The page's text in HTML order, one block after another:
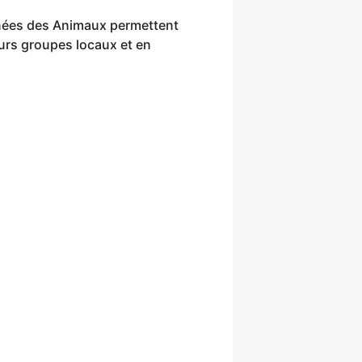
des Animaux permettent
groupes locaux et en